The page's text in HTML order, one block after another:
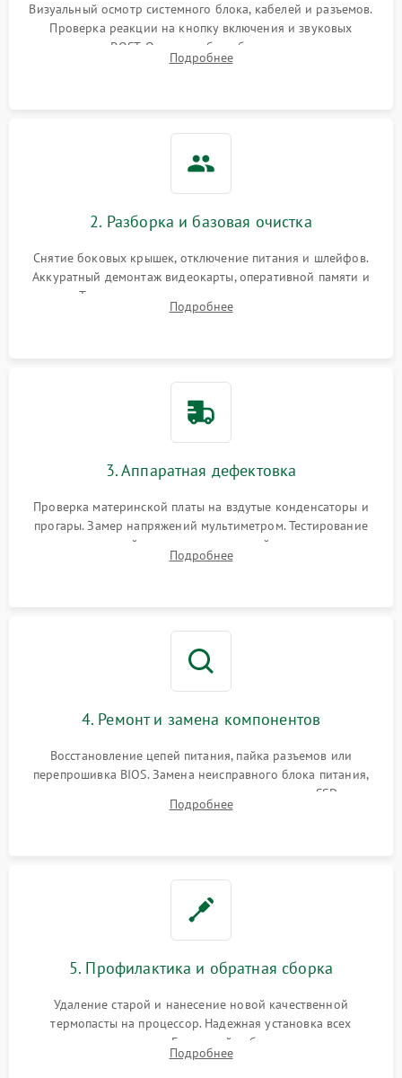
Не распознается USB-порт 1300 ₽ Подробнее →
Визуальный осмотр системного блока, кабелей и разъемов.
Проверка реакции на кнопку включения и звуковых
сигналов POST. Оценка работы блока питания для
локализации базовых неисправностей без полного разбора.
Подробнее
2. Разборка и базовая очистка
Снятие боковых крышек, отключение питания и шлейфов.
Аккуратный демонтаж видеокарты, оперативной памяти и
кулеров. Тщательная очистка корпуса и радиаторов от пыли
с помощью сжатого воздуха для предотвращения
Подробнее
3. Аппаратная дефектовка
Проверка материнской платы на вздутые конденсаторы и
прогары. Замер напряжений мультиметром. Тестирование
оперативной памяти и накопителей с помощью
диагностического ПО для выявления сбойных секторов и
Подробнее
4. Ремонт и замена компонентов
Восстановление цепей питания, пайка разъемов или
перепрошивка BIOS. Замена неисправного блока питания,
видеокарты, процессора или установка нового SSD для
восстановления и повышения скорости работы системы.
Подробнее
5. Профилактика и обратная сборка
Удаление старой и нанесение новой качественной
термопасты на процессор. Надежная установка всех
комплектующих в слоты. Грамотный кабель-менеджмент для
обеспечения правильной циркуляции воздуха внутри
Подробнее